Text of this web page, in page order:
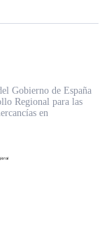
Gobierno de España
Regional para las
en